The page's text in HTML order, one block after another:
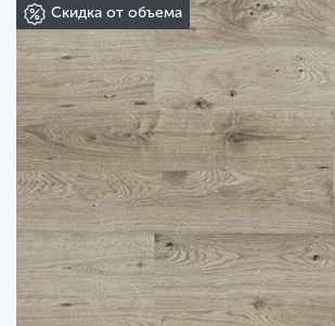
Скидка от объема